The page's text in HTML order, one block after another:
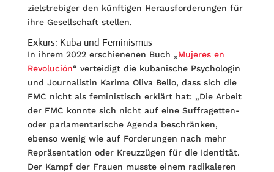
zielstrebiger den künftigen Herausforderungen für
ihre Gesellschaft stellen.
Exkurs: Kuba und Feminismus
In ihrem 2022 erschienenen Buch „Mujeres en
Revolución“ verteidigt die kubanische Psychologin
und Journalistin Karima Oliva Bello, dass sich die
FMC nicht als feministisch erklärt hat: „Die Arbeit
der FMC konnte sich nicht auf eine Suffragetten-
oder parlamentarische Agenda beschränken,
ebenso wenig wie auf Forderungen nach mehr
Repräsentation oder Kreuzzügen für die Identität.
Der Kampf der Frauen musste einem radikaleren